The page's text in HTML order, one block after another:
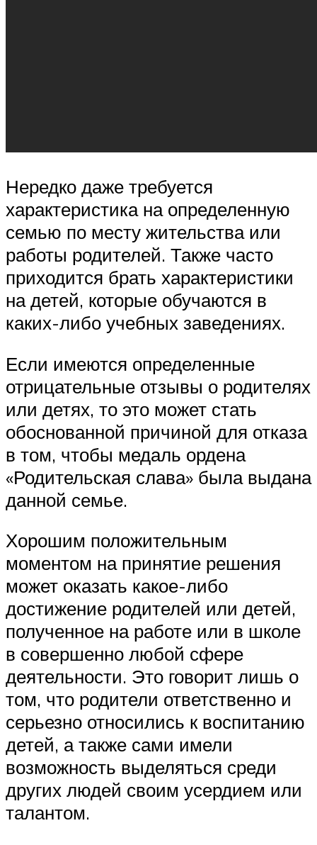
Нередко даже требуется
характеристика на определенную
семью по месту жительства или
работы родителей. Также часто
приходится брать характеристики
на детей, которые обучаются в
каких-либо учебных заведениях.
Если имеются определенные
отрицательные отзывы о родителях
или детях, то это может стать
обоснованной причиной для отказа
в том, чтобы медаль ордена
«Родительская слава» была выдана
данной семье.
Хорошим положительным
моментом на принятие решения
может оказать какое-либо
достижение родителей или детей,
полученное на работе или в школе
в совершенно любой сфере
деятельности. Это говорит лишь о
том, что родители ответственно и
серьезно относились к воспитанию
детей, а также сами имели
возможность выделяться среди
других людей своим усердием или
талантом.